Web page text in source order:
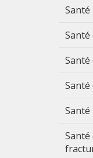
Santé
Santé
Santé
Santé